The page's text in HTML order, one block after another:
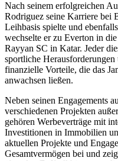
Nach seinem erfolgreichen
Rodriguez seine Karriere bei
Leihbasis spielte und
wechselte er zu Everton in
Rayyan SC in Katar. Jeder
sportliche
finanzielle Vorteile, die das
anwachsen ließen.
Neben seinen Engagements
verschiedenen Projekten
gehören Werbeverträge mit
Investitionen in Immobilien
aktuellen Projekte und
Gesamtvermögen bei und